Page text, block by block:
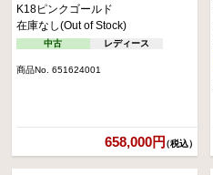
K18ピンクゴールド
在庫なし(Out of Stock)
中古 レディース
商品No. 651624001
658,000円（税込）